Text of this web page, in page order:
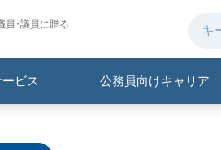
・議員に贈る
ビス 公務員向けキャリア